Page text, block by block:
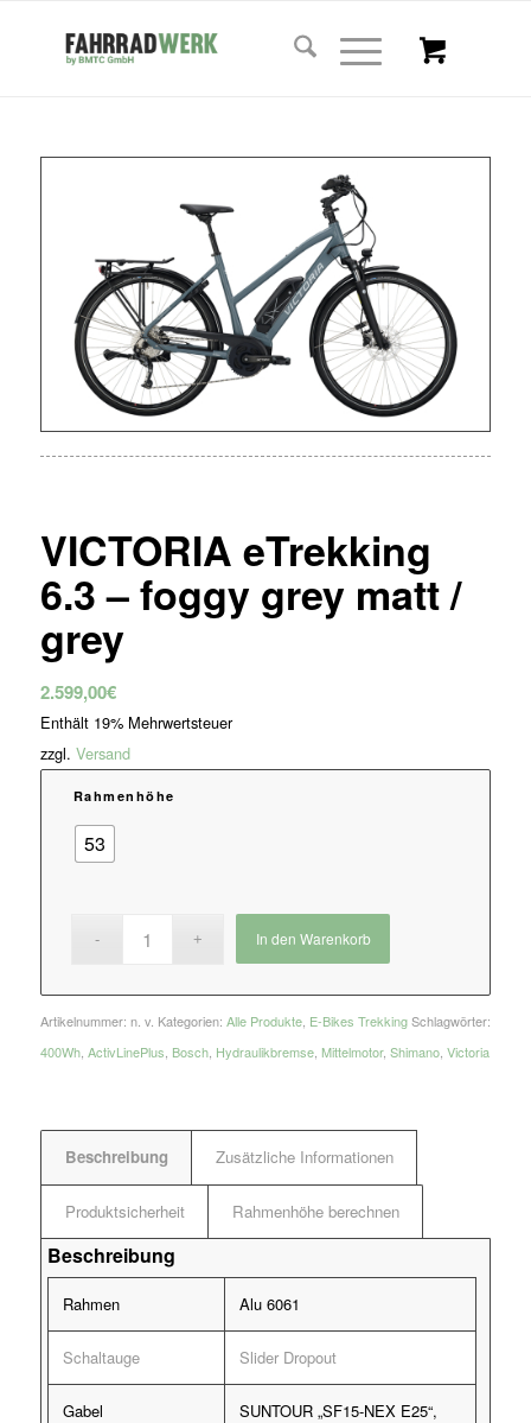
VICTORIA eTrekking
6.3 – foggy grey matt /
grey
2.599,00€
Enthält 19% Mehrwertsteuer
zzgl. Versand
Rahmenhöhe
53
In den Warenkorb
Artikelnummer: n. v. Kategorien: Alle Produkte, E-Bikes Trekking Schlagwörter:
400Wh, ActivLinePlus Bosch, Hydraulikbremse, Mittelmotor, Shimano, Victoria
Beschreibung Zusätzliche Informationen
Produktsicherheit Rahmenhöhe berechnen
Beschreibung
Rahmen Alu 6061
Schaltauge Slider Dropout
Gabel
SUNTOUR „SF15-NEX E25“,